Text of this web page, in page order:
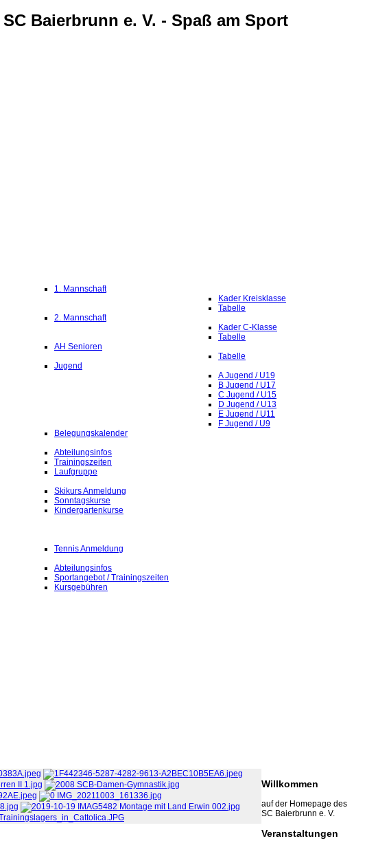
Baierbrunn e. V. - Spaß am Sport
1. Mannschaft
Kader Kreisklasse
Tabelle
2. Mannschaft
Kader C-Klasse
Tabelle
AH Senioren
Tabelle
Jugend
A Jugend / U19
B Jugend / U17
C Jugend / U15
D Jugend / U13
E Jugend / U11
F Jugend / U9
Belegungskalender
Abteilungsinfos
Trainingszeiten
Laufgruppe
Skikurs Anmeldung
Sonntagskurse
Kindergartenkurse
Tennis Anmeldung
Abteilungsinfos
Sportangebot / Trainingszeiten
Kursgebühren
Willkommen
auf der Homepage des
SC Baierbrunn e. V.
Veranstaltungen